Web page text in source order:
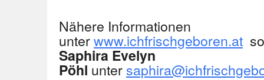
Nähere Informationen
unterwww.ichfrischgeboren.at
Saphira Evelyn
Pöhl unter